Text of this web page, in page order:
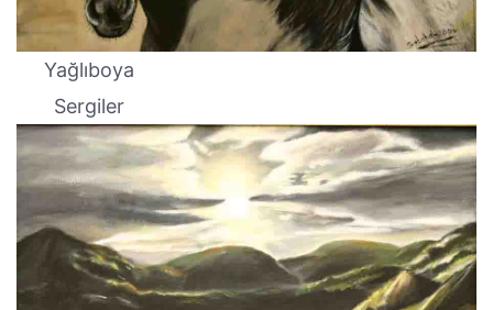
Yağlıboya
Sergiler